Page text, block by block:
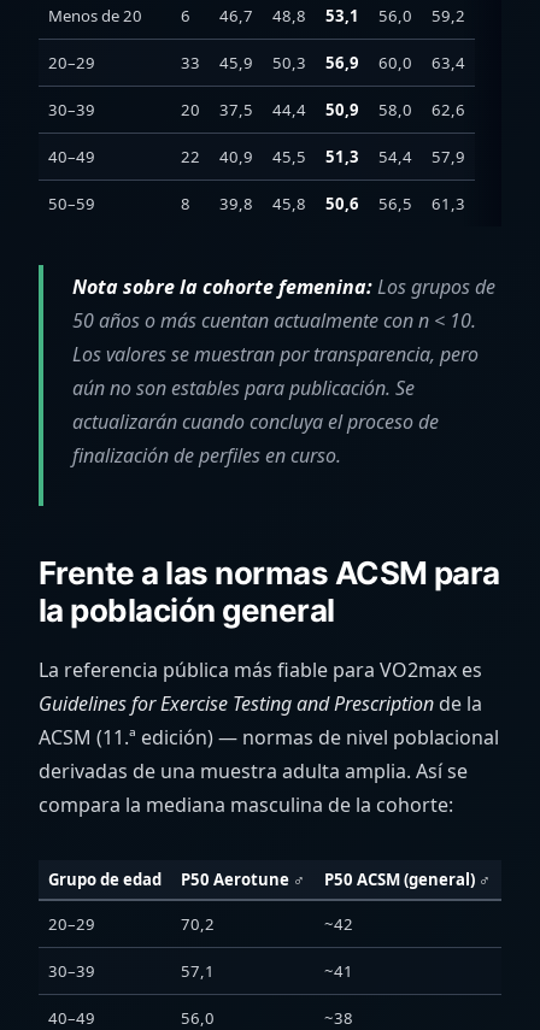
Menos de 20 6 46,7 48,8 53,1 56,0 59,2
20–29 33 45,9 50,3 56,9 60,0 63,4
30–39 20 37,5 44,4 50,9 58,0 62,6
40–49 22 40,9 45,5 51,3 54,4 57,9
50–59 8 39,8 45,8 50,6 56,5 61,3
Nota sobre la cohorte femenina:Los grupos de
50 años o más cuentan actualmente con n < 10.
Los valores se muestran por transparencia, pero
aún no son estables para publicación. Se
actualizarán cuando concluya el proceso de
finalización de perfiles en curso.
Frente a las normas ACSM para
la población general
La referencia pública más fiable para VO2max es
Guidelines for Exercise Testing and Prescription de la
ACSM (11.ª edición) — normas de nivel poblacional
derivadas de una muestra adulta amplia. Así se
compara la mediana masculina de la cohorte:
Grupo de edad P50 Aerotune ♂ P50 ACSM (general) ♂
20–29 70,2 ~42
30–39 57,1 ~41
40–49 56,0 ~38